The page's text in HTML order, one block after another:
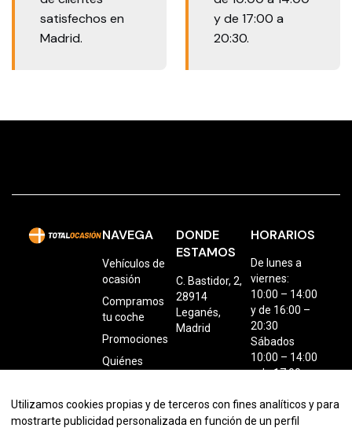
satisfechos en
Madrid.
y de 17:00 a
20:30.
NAVEGA
Vehículos de
ocasión
Compramos
tu coche
Promociones
Quiénes
Contacto
DONDE
ESTAMOS
C. Bastidor, 2,
28914
Leganés,
Madrid
HORARIOS
De lunes a
viernes:
10:00 – 14:00
y de 16:00 –
20:30
Sábados
10:00 – 14:00
y de 17:00 a
Utilizamos cookies propias y de terceros con fines analíticos y para
mostrarte publicidad personalizada en función de un perfil